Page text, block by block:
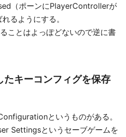
（ポーンにPlayerControllerが
るようにする。
ことはよっぽどないので逆に書
たキーコンフィグを保存
というものがある。
Settingsというセーブゲームを